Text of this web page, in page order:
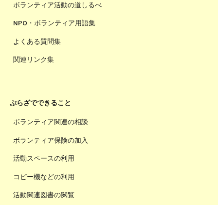
ボランティア活動の道しるべ
NPO・ボランティア用語集
よくある質問集
関連リンク集
ぷらざでできること
ボランティア関連の相談
ボランティア保険の加入
活動スペースの利用
コピー機などの利用
活動関連図書の閲覧